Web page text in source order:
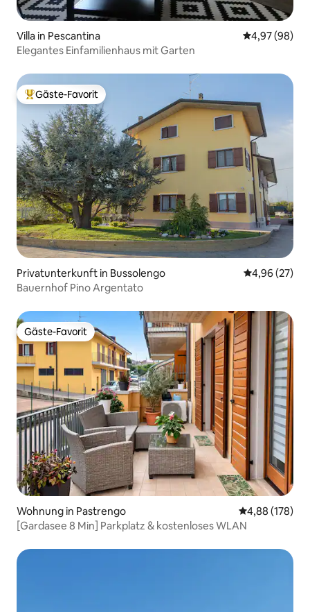
Villa in Pescantina
4,97 (98)
Elegantes Einfamilienhaus mit Garten
Beliebter Gäste-Favorit.
Gäste-Favorit
Privatunterkunft in Bussolengo
4,96 (27)
Bauernhof Pino Argentato
Gäste-Favorit
Gäste-Favorit
Wohnung in Pastrengo
4,88 (178)
[Gardasee 8 Min] Parkplatz & kostenloses WLAN